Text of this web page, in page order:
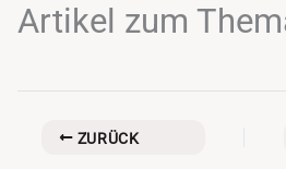
Artikel zum
ZURÜCK